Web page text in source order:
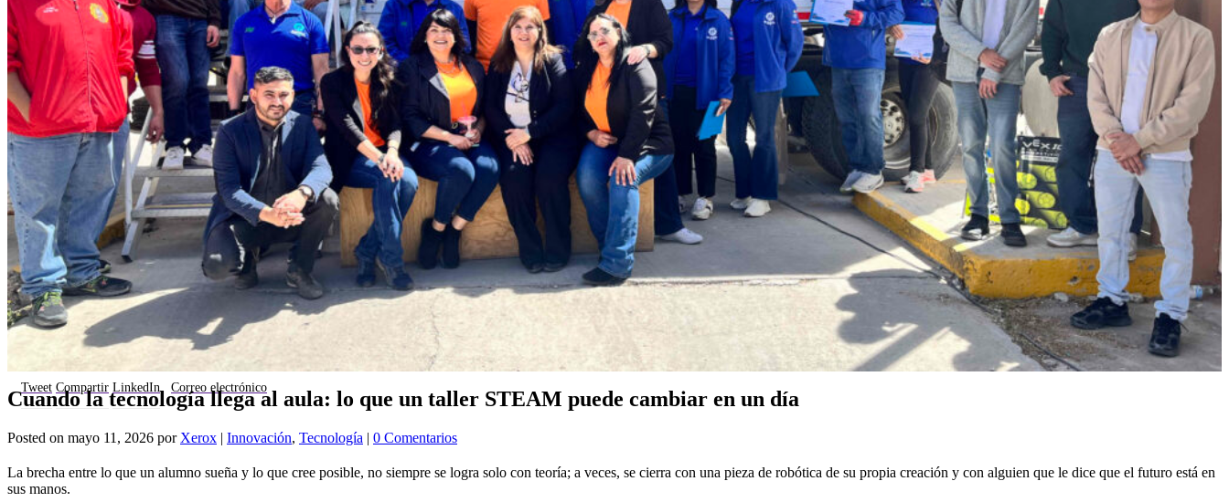
Tweet Compartir LinkedIn Correo electrónico
Cuando la tecnología llega al aula: lo que un taller STEAM puede cambiar en un día
Posted on mayo 11, 2026 por Xerox | Innovación, Tecnología | 0 Comentarios
La brecha entre lo que un alumno sueña y lo que cree posible, no siempre se logra solo con teoría; a veces, se cierra con una pieza de robótica de su propia creación y con alguien que le dice que el futuro está en
sus manos.